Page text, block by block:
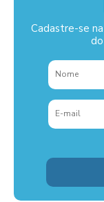
Cadastre-se